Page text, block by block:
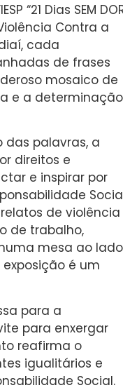
Dias SEM
Contra a
cada
de frases
mosaico de
e a determinação
palavras, a
direitos e
e inspirar por
de violência
de trabalho,
mesa ao lado
é um
para a
para enxergar
reafirma o
igualitários e
Social.